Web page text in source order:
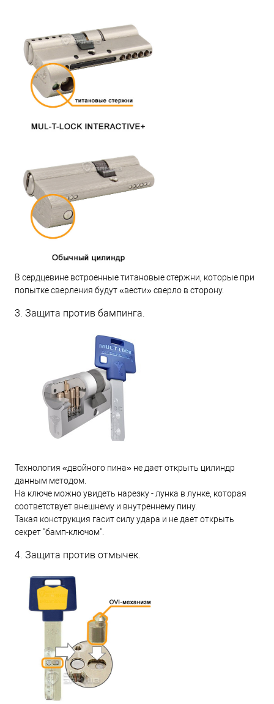
В сердцевине встроенные титановые стержни, которые при
попытке сверления будут «вести» сверло в сторону.
3. Защита против бампинга.
Технология «двойного пина» не дает открыть цилиндр
данным методом.
На ключе можно увидеть нарезку - лунка в лунке, которая
соответствует внешнему и внутреннему пину.
Такая конструкция гасит силу удара и не дает открыть
секрет "бамп-ключом".
4. Защита против отмычек.